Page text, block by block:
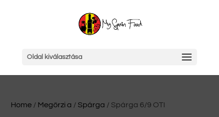
Oldal kiválasztása
Home / Megőrzi a /Spárga / Spárga 6/9 OTI